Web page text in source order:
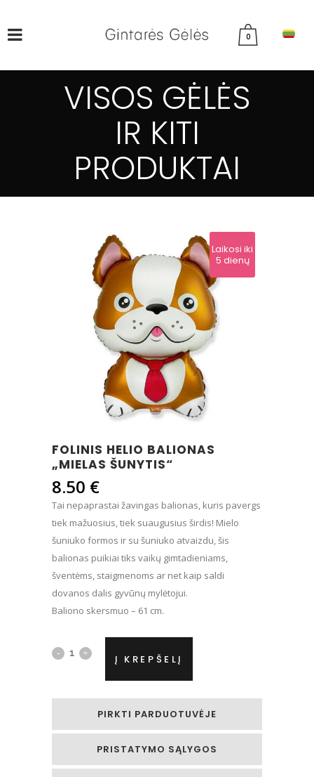
0
VISOS GĖLĖS
IR KITI
PRODUKTAI
Laikosi iki
5 dienų
FOLINIS HELIO BALIONAS
„MIELAS ŠUNYTIS“
8.50 €
Tai nepaprastai žavingas balionas, kuris pavergs
tiek mažuosius, tiek suaugusius širdis! Mielo
šuniuko formos ir su šuniuko atvaizdu, šis
balionas puikiai tiks vaikų gimtadieniams,
šventėms, staigmenoms ar net kaip saldi
dovanos dalis gyvūnų mylėtojui.
Baliono skersmuo – 61 cm.
Folinis
„Mielas
Į KREPŠELĮ
PIRKTI PARDUOTUVĖJE
PRISTATYMO SĄLYGOS